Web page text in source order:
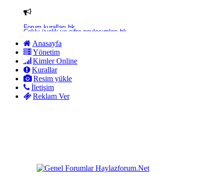
Çoklu üyelik ve şifre paylaşımları hk.
Anasayfa
Yönetim
Kimler Online
Kurallar
Resim yükle
İletişim
Reklam Ver